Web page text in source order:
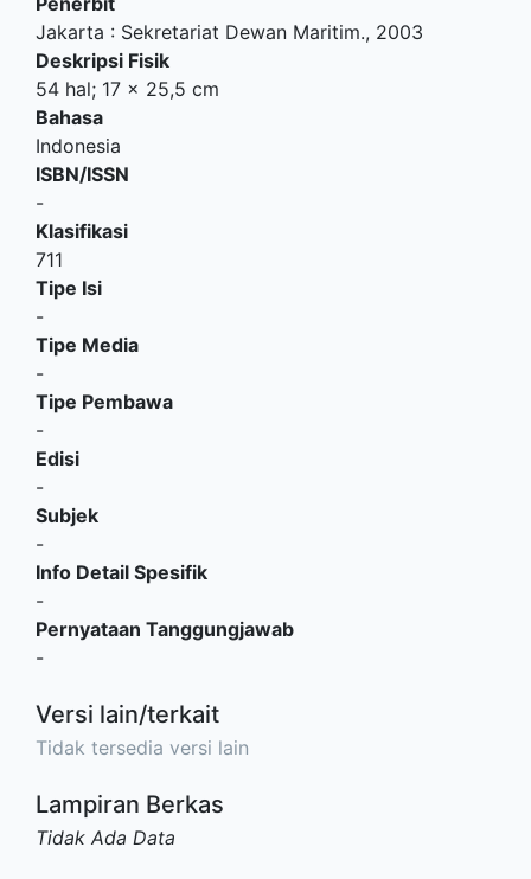
Jakarta : Sekretariat Dewan Maritim., 2003
Deskripsi Fisik
54 hal; 17 x 25,5 cm
Bahasa
Indonesia
ISBN/ISSN
-
Klasifikasi
711
Tipe Isi
-
Tipe Media
-
Tipe Pembawa
-
Edisi
-
Subjek
-
Info Detail Spesifik
-
Pernyataan Tanggungjawab
-
Versi lain/terkait
Tidak tersedia versi lain
Lampiran Berkas
Tidak Ada Data